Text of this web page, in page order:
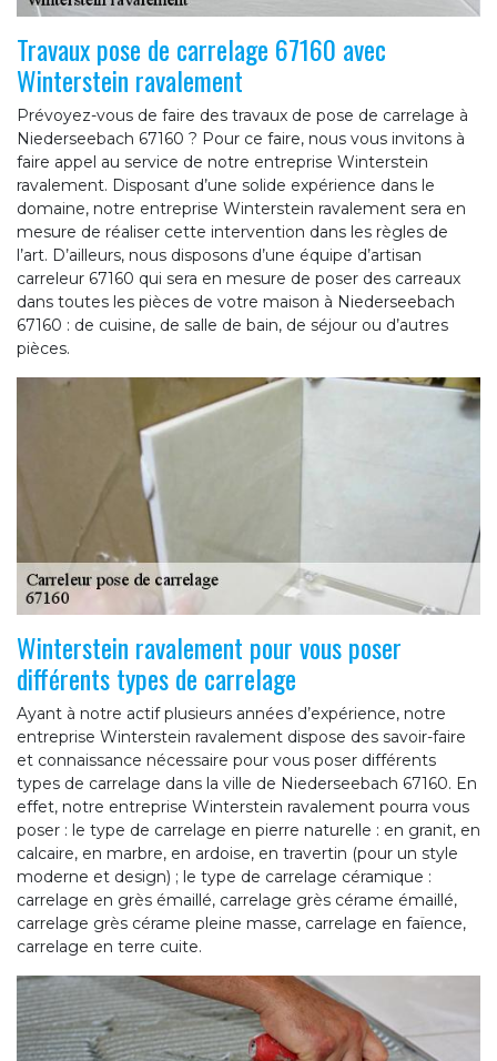
Travaux pose de carrelage 67160 avec
Winterstein ravalement
Prévoyez-vous de faire des travaux de pose de carrelage à
Niederseebach 67160 ? Pour ce faire, nous vous invitons à
faire appel au service de notre entreprise Winterstein
ravalement. Disposant d’une solide expérience dans le
domaine, notre entreprise Winterstein ravalement sera en
mesure de réaliser cette intervention dans les règles de
l’art. D’ailleurs, nous disposons d’une équipe d’artisan
carreleur 67160 qui sera en mesure de poser des carreaux
dans toutes les pièces de votre maison à Niederseebach
67160 : de cuisine, de salle de bain, de séjour ou d’autres
pièces.
Winterstein ravalement pour vous poser
différents types de carrelage
Ayant à notre actif plusieurs années d’expérience, notre
entreprise Winterstein ravalement dispose des savoir-faire
et connaissance nécessaire pour vous poser différents
types de carrelage dans la ville de Niederseebach 67160. En
effet, notre entreprise Winterstein ravalement pourra vous
poser : le type de carrelage en pierre naturelle : en granit, en
calcaire, en marbre, en ardoise, en travertin (pour un style
moderne et design) ; le type de carrelage céramique :
carrelage en grès émaillé, carrelage grès cérame émaillé,
carrelage grès cérame pleine masse, carrelage en faïence,
carrelage en terre cuite.